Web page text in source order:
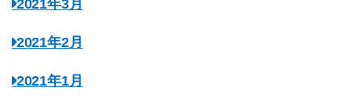
2021年3月
2021年2月
2021年1月